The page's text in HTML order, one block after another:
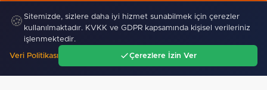
🍪 Sitemizde, sizlere daha iyi hizmet sunabilmek için çerezler
kullanılmaktadır. KVKK ve GDPR kapsamında kişisel verileriniz
işlenmektedir.
Veri Politikası Çerezlere İzin Ver
Gündem Ara Menü